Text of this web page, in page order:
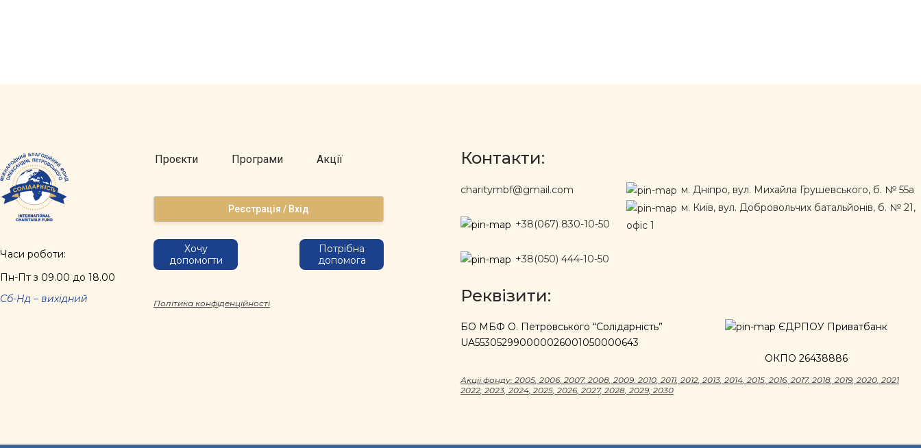
Часи роботи:
Пн-Пт з 09.00 до 18.00
Сб-Нд – вихідний
Проєкти Програми Акції
Реєстрація / Вхід
Хочу
допомогти
Потрібна
допомога
Політика конфіденційності
Контакти:
charitymbf@gmail.com
+38(067) 830-10-50
+38(050) 444-10-50
м. Дніпро, вул. Михайла Грушевського, б. № 55а
м. Київ, вул. Добровольчих батальйонів, б. № 21,
офіс 1
Реквізити:
БО МБФ О. Петровського “Солідарність”
UA553052990000026001050000643
ЄДРПОУ Приватбанк
ОКПО 26438886
Акцii фонду: 2005, 2006, 2007, 2008, 2009, 2010, 2011, 2012, 2013, 2014, 2015, 2016, 2017, 2018, 2019, 2020, 2021
2022, 2023, 2024, 2025, 2026, 2027, 2028, 2029, 2030